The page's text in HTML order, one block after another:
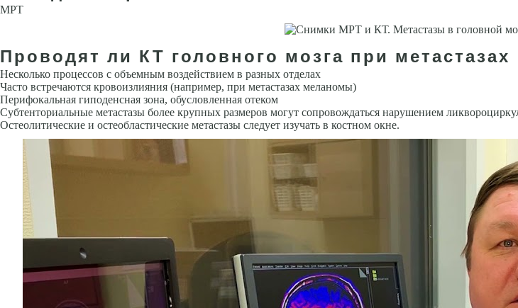
МРТ
Проводят ли КТ головного мозга при метастазах
Несколько процессов с объемным воздействием в разных отделах
Часто встречаются кровоизлияния (например, при метастазах меланомы)
Перифокальная гиподенсная зона, обусловленная отеком
Субтенториаль­ные метастазы более крупных размеров могут сопровождаться наруше­нием
Остеолитические и остеобластические метастазы следует изучать в костном окне.